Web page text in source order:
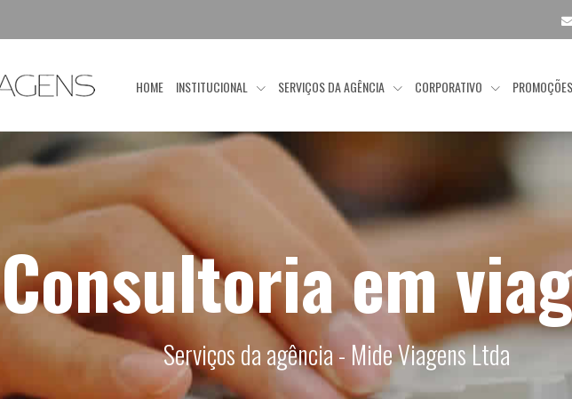
HOME INSTITUCIONAL SERVIÇOS DA AGÊNCIA CORPORATIVO PROMOÇÕES
Consultoria em
Serviços da agência - Mide Viagens Ltda